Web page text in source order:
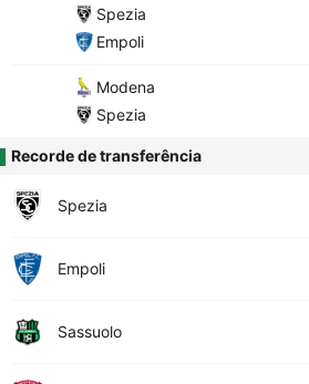
Spezia
Empoli
Modena
Spezia
Recorde de transferência
Spezia
Empoli
Sassuolo